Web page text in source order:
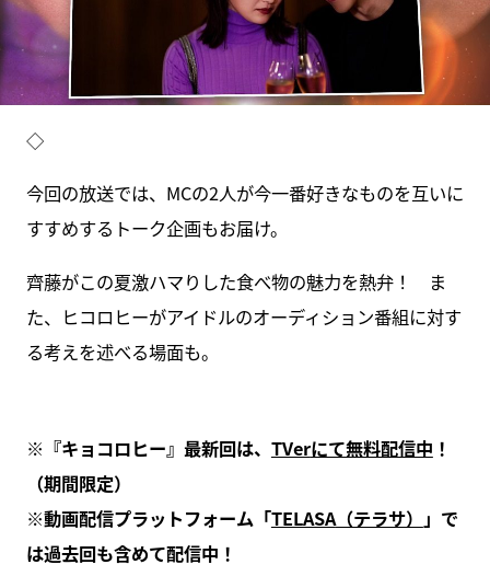
◇
今回の放送では、MCの2人が今一番好きなものを互いに
すすめするトーク企画もお届け。
齊藤がこの夏激ハマりした食べ物の魅力を熱弁！ ま
た、ヒコロヒーがアイドルのオーディション番組に対す
る考えを述べる場面も。
※ 『キョコロヒー』最新回は、 TVerにて無料配信中 ！
（期間限定）
※動画配信プラットフォーム「TELASA（テラサ） 」で
は過去回も含めて配信中！